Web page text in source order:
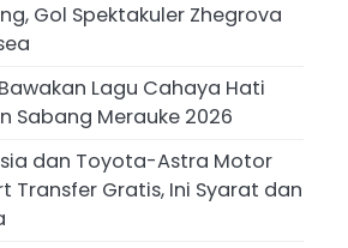
Gol Spektakuler Zhegrova
Lagu Cahaya Hati
Sabang Merauke 2026
dan Toyota-Astra Motor
Transfer Gratis, Ini Syarat dan